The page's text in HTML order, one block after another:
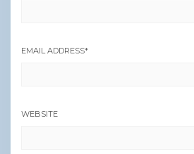
EMAIL ADDRESS*
WEBSITE